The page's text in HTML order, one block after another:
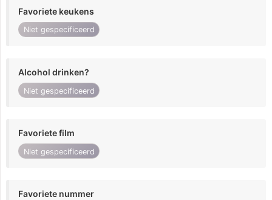
Favoriete keukens
Niet gespecificeerd
Alcohol drinken?
Niet gespecificeerd
Favoriete film
Niet gespecificeerd
Favoriete nummer